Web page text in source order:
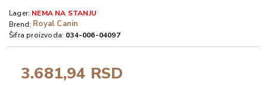
3.681,94 RSD
Lager: NEMA NA STANJU
Brend: Royal Canin
Šifra proizvoda: 034-006-04097